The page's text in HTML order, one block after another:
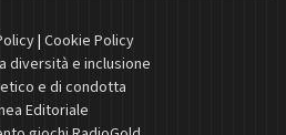
| Cookie Policy
diversità e inclusione
e di condotta
Editoriale